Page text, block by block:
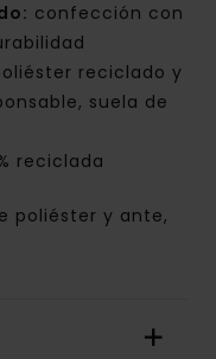
confección con
reciclado y
suela de
reciclada
poliéster y ante,